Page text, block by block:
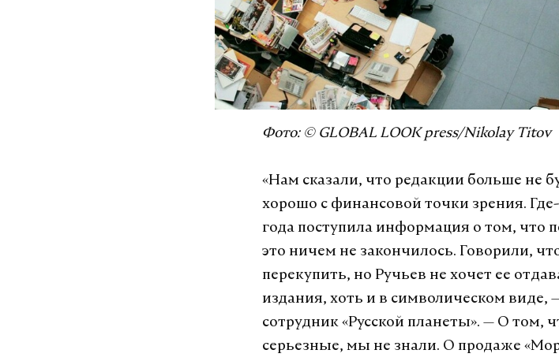
Фото: © GLOBAL LOOK press/Nikolay Titov
«Нам сказали, что редакции больше не
хорошо с финансовой точки зрения.
года поступила информация о том, что
это ничем не закончилось. Говорили,
перекупить, но Ручьев не хочет ее
издания, хоть и в символическом виде,
сотрудник «Русской планеты». — О том,
серьезные, мы не знали. О продаже